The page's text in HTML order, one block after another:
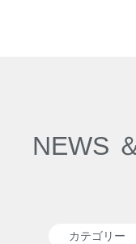
NEWS
カテゴリー